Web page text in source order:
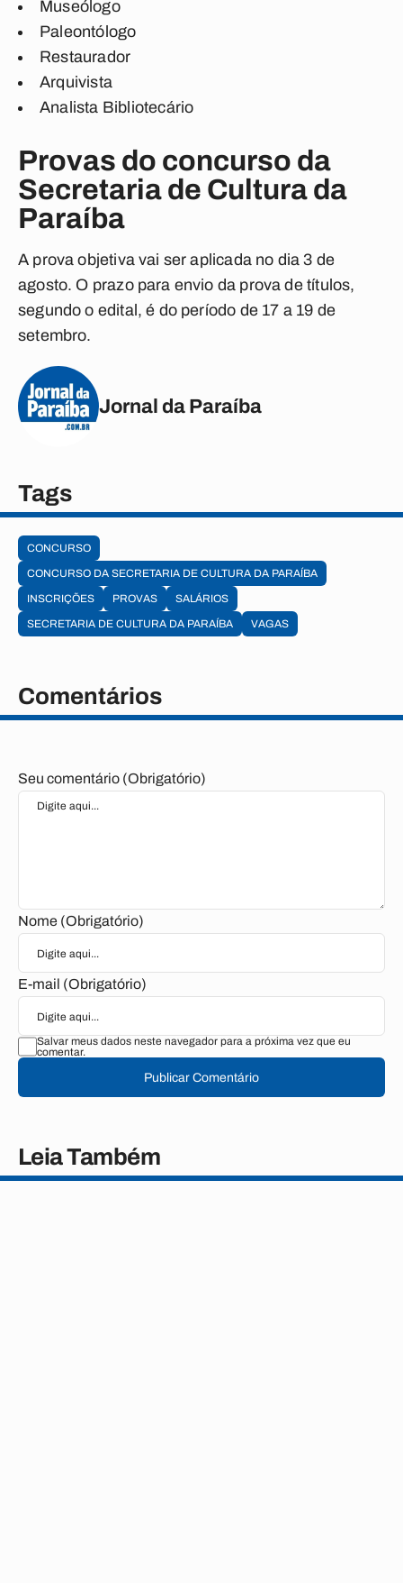
Museólogo
Paleontólogo
Restaurador
Arquivista
Analista Bibliotecário
Provas do concurso da
Secretaria de Cultura da
Paraíba
A prova objetiva vai ser aplicada no dia 3 de
agosto. O prazo para envio da prova de títulos,
segundo o edital, é do período de 17 a 19 de
setembro.
Jornal da Paraíba
Tags
CONCURSO
CONCURSO DA SECRETARIA DE CULTURA DA PARAÍBA
INSCRIÇÕES
PROVAS
SALÁRIOS
SECRETARIA DE CULTURA DA PARAÍBA
VAGAS
Comentários
Seu comentário (Obrigatório)
Nome (Obrigatório)
E-mail (Obrigatório)
Salvar meus dados neste navegador para a próxima vez que eu
comentar.
Publicar Comentário
Leia Também